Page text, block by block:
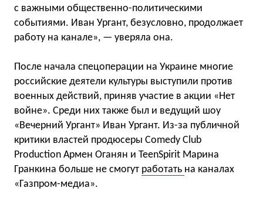
с важными общественно-политическими
событиями. Иван Ургант, безусловно, продолжает
работу на канале», — уверяла она.
После начала спецоперации на Украине многие
российские деятели культуры выступили против
военных действий, приняв участие в акции «Нет
войне». Среди них также был и ведущий шоу
«Вечерний Ургант» Иван Ургант. Из-за публичной
критики властей продюсеры Comedy Club
Production Армен Оганян и TeenSpirit Марина
Гранкина больше не смогут работать на каналах
«Газпром-медиа».